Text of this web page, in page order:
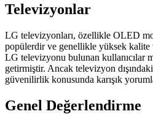
Televizyonlar
LG televizyonları, özellikle OLED
popülerdir ve genellikle yüksek kalite
LG televizyonu bulunan kullanıcılar
getirmiştir. Ancak televizyon
güvenilirlik konusunda karışık
Genel Değerlendirme